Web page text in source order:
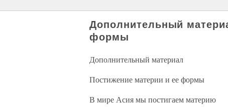
Дополнительный
формы
Дополнительный материал
Постижение материи и ее формы
В мире Асия мы постигаем материю